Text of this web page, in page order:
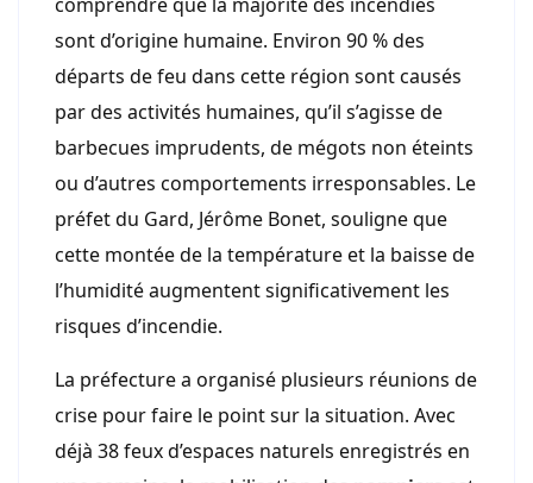
sont d’origine humaine. Environ 90 % des
départs de feu dans cette région sont causés
par des activités humaines, qu’il s’agisse de
barbecues imprudents, de mégots non éteints
ou d’autres comportements irresponsables. Le
préfet du Gard, Jérôme Bonet, souligne que
cette montée de la température et la baisse de
l’humidité augmentent significativement les
risques d’incendie.
La préfecture a organisé plusieurs réunions de
crise pour faire le point sur la situation. Avec
déjà 38 feux d’espaces naturels enregistrés en